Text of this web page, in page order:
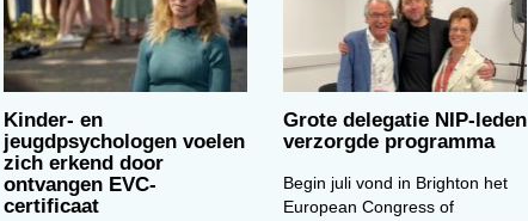
Kinder- en
jeugdpsychologen voelen
zich erkend door
ontvangen EVC-
certificaat
Grote delegatie NIP-leden
verzorgde programma
Begin juli vond in Brighton het
European Congress of